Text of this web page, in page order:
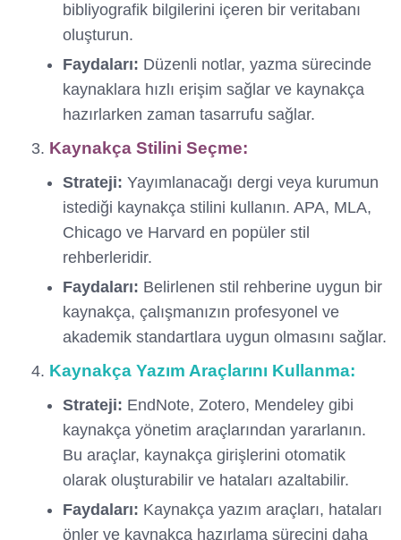
bibliyografik bilgilerini içeren bir veritabanı
oluşturun.
Faydaları: Düzenli notlar, yazma sürecinde
kaynaklara hızlı erişim sağlar ve kaynakça
hazırlarken zaman tasarrufu sağlar.
Kaynakça Stilini Seçme:
Strateji: Yayımlanacağı dergi veya kurumun
istediği kaynakça stilini kullanın. APA, MLA,
Chicago ve Harvard en popüler stil
rehberleridir.
Faydaları: Belirlenen stil rehberine uygun bir
kaynakça, çalışmanızın profesyonel ve
akademik standartlara uygun olmasını sağlar.
Kaynakça Yazım Araçlarını Kullanma:
Strateji: EndNote, Zotero, Mendeley gibi
kaynakça yönetim araçlarından yararlanın.
Bu araçlar, kaynakça girişlerini otomatik
olarak oluşturabilir ve hataları azaltabilir.
Faydaları: Kaynakça yazım araçları, hataları
önler ve kaynakça hazırlama sürecini daha